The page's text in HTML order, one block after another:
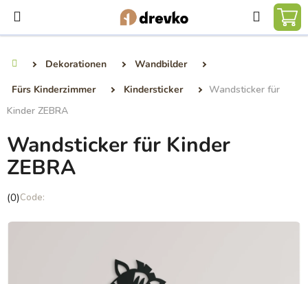
Inhalt
springen
Suchen
Dekorationen
Wandbilder
Fürs Kinderzimmer
Kindersticker
Wandsticker für
Kinder ZEBRA
Wandsticker für Kinder
ZEBRA
Die
Produktbewertung
(0)